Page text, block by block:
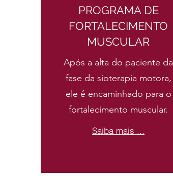
PROGRAMA DE
FORTALECIMENTO
MUSCULAR
Após a alta do paciente da
fase da sioterapia motora,
ele é encaminhado para o
fortalecimento muscular.
Saiba mais ...